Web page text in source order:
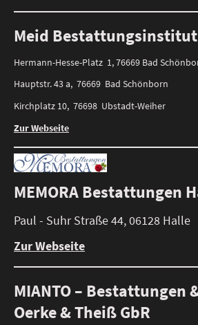
Meid Bestattungsinstitut
Hermann-Hesse-Platz 1, 76669 Bad
Hauptstr. 43 a, 76669 Bad Schönborn
Kirchplatz 10, 76698 Ubstadt-Weiher
Zur Webseite
MEMORA Bestattungen
Paul - Suhr Straße 44, 06128 Halle
Zur Webseite
MIANTO – Bestattungen
Oerke & Theiß GbR